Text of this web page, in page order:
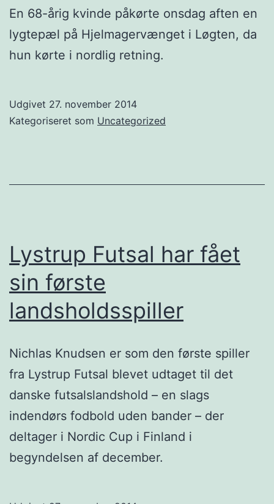
En 68-årig kvinde påkørte onsdag aften en
lygtepæl på Hjelmagervænget i Løgten, da
hun kørte i nordlig retning.
Udgivet 27. november 2014
Kategoriseret som Uncategorized
Lystrup Futsal har fået
sin første
landsholdsspiller
Nichlas Knudsen er som den første spiller
fra Lystrup Futsal blevet udtaget til det
danske futsalslandshold – en slags
indendørs fodbold uden bander – der
deltager i Nordic Cup i Finland i
begyndelsen af december.